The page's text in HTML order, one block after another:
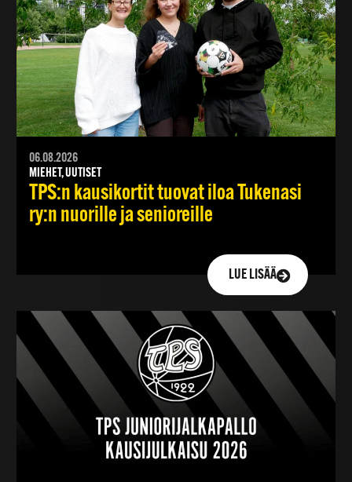
06.08.2026
MIEHET, UUTISET
TPS:n kausikortit tuovat iloa Tukenasi
ry:n nuorille ja senioreille
LUE LISÄÄ